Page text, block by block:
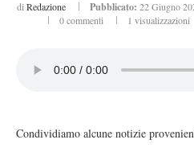
di Redazione Pubblicato: 22 Giugno
0 commenti
1 visualizzazioni
Condividiamo alcune notizie